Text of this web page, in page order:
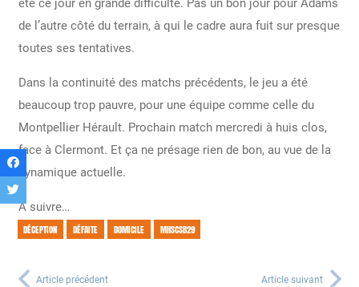
été ce jour en grande difficulté. Pas un bon jour pour Adams
de l’autre côté du terrain, à qui le cadre aura fuit sur presque
toutes ses tentatives.
Dans la continuité des matchs précédents, le jeu a été
beaucoup trop pauvre, pour une équipe comme celle du
Montpellier Hérault. Prochain match mercredi à huis clos,
face à Clermont. Et ça ne présage rien de bon, au vue de la
dynamique actuelle.
A suivre…
DÉCEPTION DÉFAITE DOMICILE MHSCSB29
Article précédent Article suivant